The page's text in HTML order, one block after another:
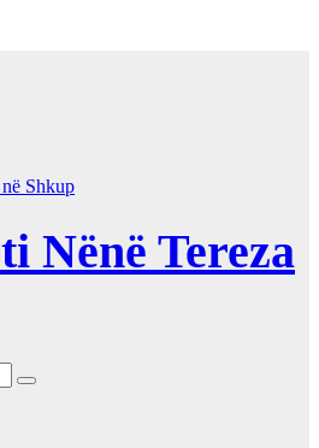
Nënë Tereza